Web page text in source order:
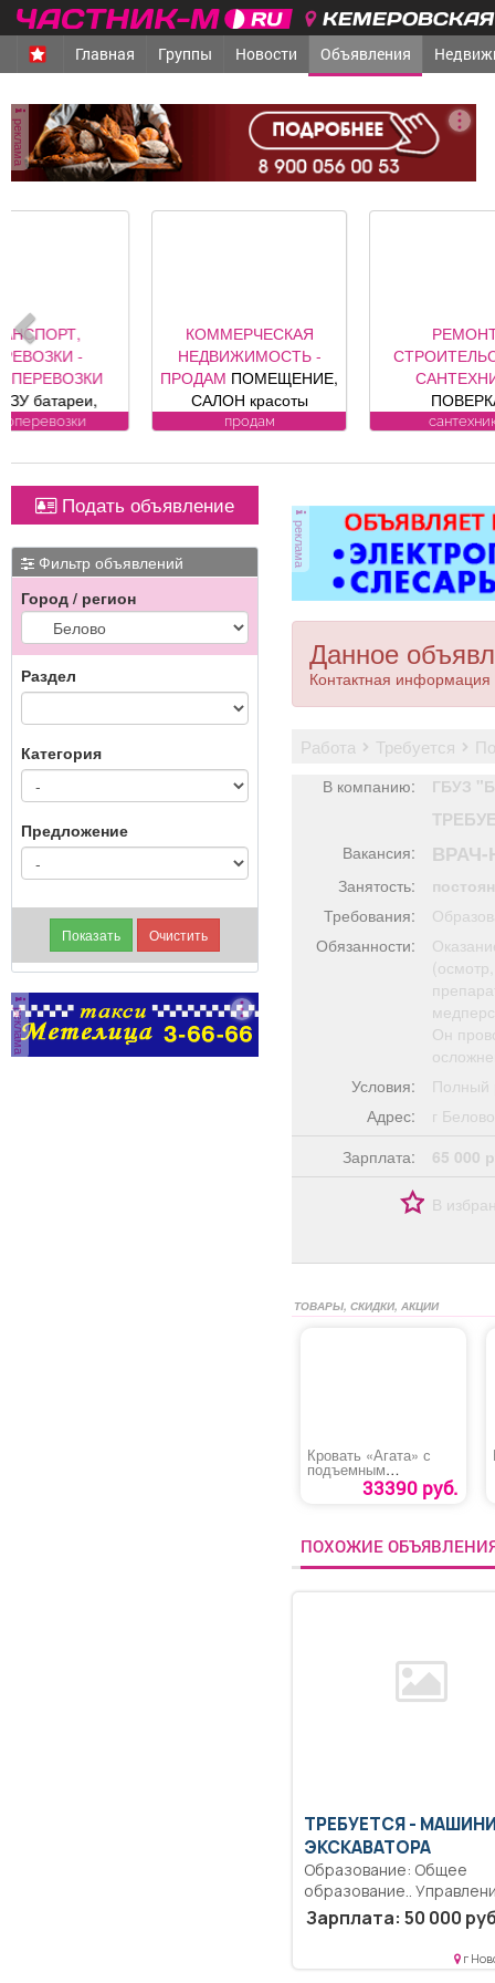
КЕМЕРОВСКАЯ
Главная Группы Новости Объявления
реклама
КОММЕРЧЕСКАЯ
НЕДВИЖИМОСТЬ -
ПРОДАМПОМЕЩЕНИЕ,
САЛОН красоты
«Оазис», площадь 88, 8
Юдина, 1, хороший
ремонт, полностью с
оборудованием,
имеется парковка, торг
уместен.
РЕМОНТ,
СТРОИТЕЛЬСТВО -
САНТЕХНИКА
ПОВЕРКА
ВОДОСЧЕТЧИКОВ на
замена, регистрация.
Подать объявление
Фильтр объявлений
Город / регион
Раздел
Категория
Предложение
реклама
реклама
Данное
Контактная информация
работа требуется
В компанию: ГБУЗ
Вакансия:
Занятость:
Требования:
Обязанности:
Он
Условия:
Полный
Адрес:
г
Зарплата:
65 000
В
ТОВАРЫ, СКИДКИ, АКЦИИ
Кровать «Агата» с
подъемным
механизмом33390 руб.
ПОХОЖИЕ
ТРЕБУЕТСЯ -
ЭКСКАВАТОРА
Образование: Общее
образование..
трактором
при производстве
переэкскавационных,...
Зарплата: 50 000
г